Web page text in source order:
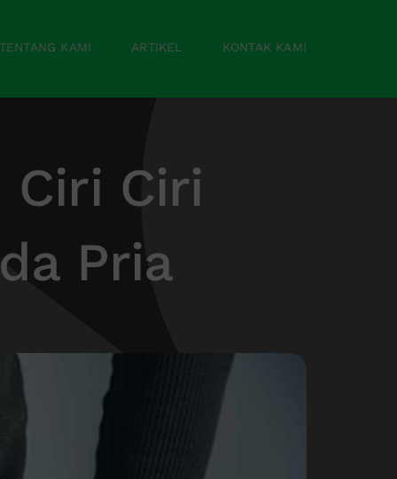
KAMI ARTIKEL KONTAK KAMI
Ciri Ciri
Pria